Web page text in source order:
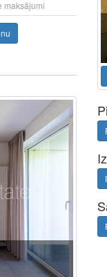
maksājumi